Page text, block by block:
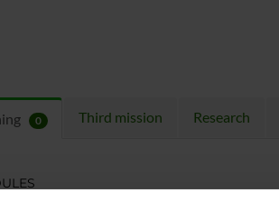
0 Third mission Research